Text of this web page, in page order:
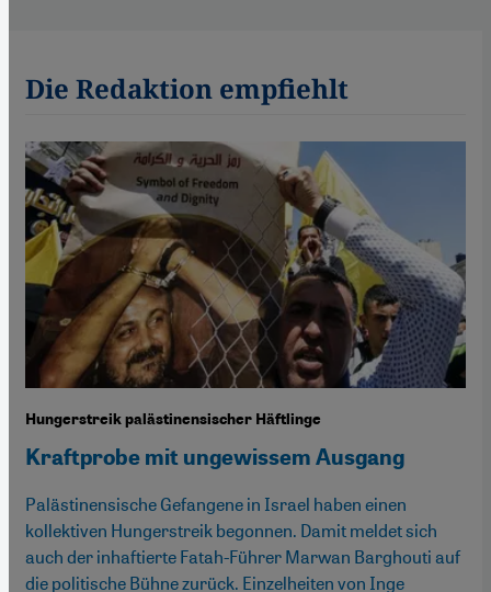
Die Redaktion empfiehlt
Hungerstreik palästinensischer Häftlinge
Kraftprobe mit ungewissem Ausgang
Palästinensische Gefangene in Israel haben einen
kollektiven Hungerstreik begonnen. Damit meldet sich
auch der inhaftierte Fatah-Führer Marwan Barghouti auf
die politische Bühne zurück. Einzelheiten von Inge